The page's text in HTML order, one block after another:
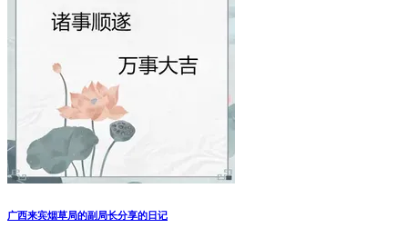
广西来宾烟草局的副局长分享的日记